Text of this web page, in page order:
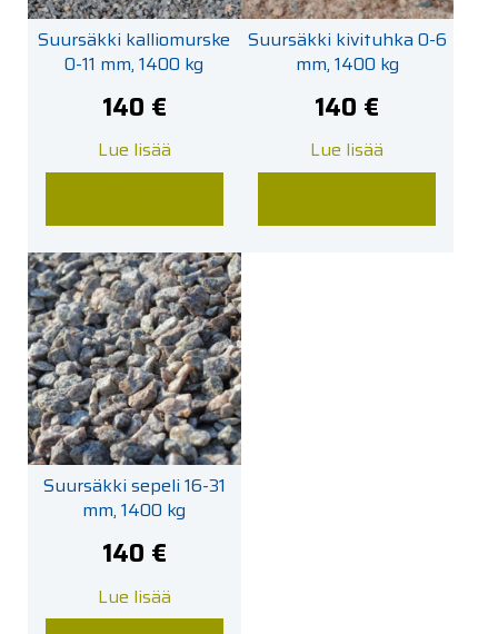
Suursäkki kalliomurske
0-11 mm, 1400 kg
140 €
Lue lisää
Suursäkki kivituhka 0-6
mm, 1400 kg
140 €
Lue lisää
Suursäkki sepeli 16-31
mm, 1400 kg
140 €
Lue lisää